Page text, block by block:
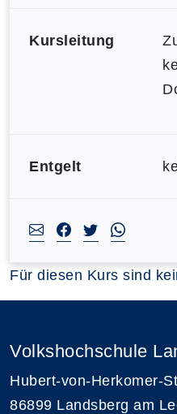
Kursleitung
Entgelt
Für diesen Kurs sind
Volkshochschule
Hubert-von-Herkomer-
86899 Landsberg am